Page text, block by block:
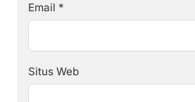
Email *
Situs Web